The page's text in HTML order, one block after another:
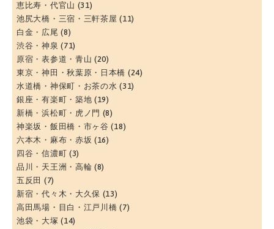
恵比寿・代官山 (31)
池尻大橋・三宿・三軒茶屋 (11)
白金・広尾 (8)
渋谷・神泉 (71)
原宿・表参道・青山 (20)
東京・神田・秋葉原・日本橋 (24)
水道橋・神保町・お茶の水 (31)
銀座・有楽町・築地 (19)
新橋・浜松町・虎ノ門 (8)
神楽坂・飯田橋・市ヶ谷 (18)
六本木・麻布・赤坂 (16)
四谷・信濃町 (3)
品川・天王洲・高輪 (8)
五反田 (7)
新宿・代々木・大久保 (13)
高田馬場・目白・江戸川橋 (7)
池袋・大塚 (14)